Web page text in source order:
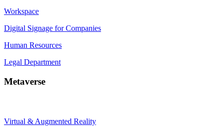
Workspace
Digital Signage for Companies
Human Resources
Legal Department
Metaverse
Virtual & Augmented Reality